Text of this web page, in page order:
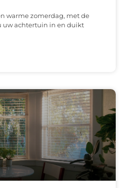
warme zomerdag, met de
uw achtertuin in en duikt